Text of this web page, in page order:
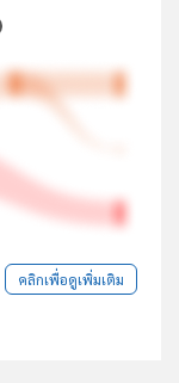
คลิกเพื่อดูเพิ่มเติม